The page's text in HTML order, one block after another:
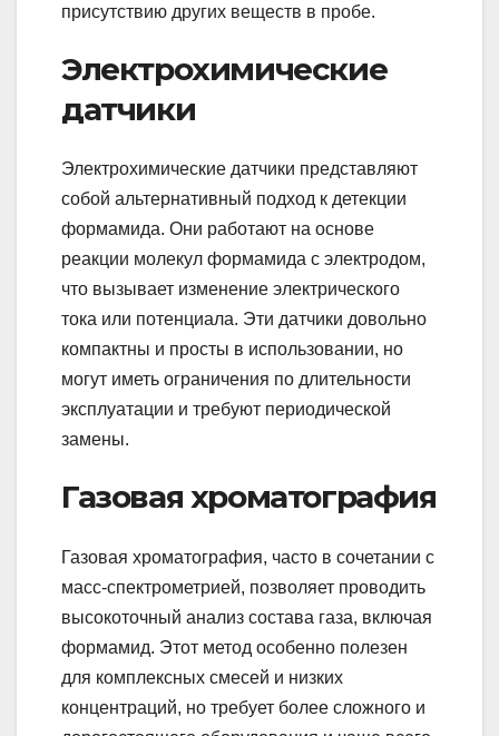
присутствию других веществ в пробе.
Электрохимические
датчики
Электрохимические датчики представляют
собой альтернативный подход к детекции
формамида. Они работают на основе
реакции молекул формамида с электродом,
что вызывает изменениe электрического
тока или потенциала. Эти датчики довольно
компактны и просты в использовании, но
могут иметь ограничения по длительности
эксплуатации и требуют периодической
замены.
Газовая хроматография
Газовая хроматография, часто в сочетании с
масс-спектрометрией, позволяет проводить
высокоточный анализ состава газа, включая
формамид. Этот метод особенно полезен
для комплексных смесей и низких
концентраций, но требует более сложного и